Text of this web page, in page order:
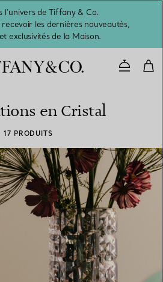
l’univers de Tiffany & Co.
les dernières nouveautés,
exclusivités de la Maison.
en Cristal
17 PRODUITS